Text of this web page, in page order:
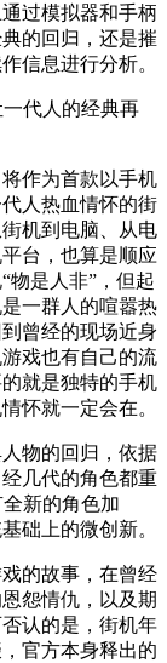
过模拟器和手柄
的回归，还是摧
信息进行分析。
代人的经典再
作为首款以手机
人热血情怀的街
机到电脑、从电
台，也算是顺应
物是人非”，但起
一群人的喧嚣热
曾经的现场近身
戏也有自己的流
就是独特的手机
怀就一定会在。
物的回归，依据
几代的角色都重
新的角色加
础上的微创新。
的故事，在曾经
怨情仇，以及期
认的是，街机年
官方本身释出的